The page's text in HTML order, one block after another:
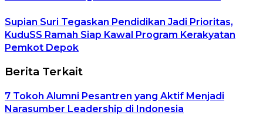
Supian Suri Tegaskan Pendidikan Jadi Prioritas,
KuduSS Ramah Siap Kawal Program Kerakyatan
Pemkot Depok
Berita Terkait
7 Tokoh Alumni Pesantren yang Aktif Menjadi
Narasumber Leadership di Indonesia